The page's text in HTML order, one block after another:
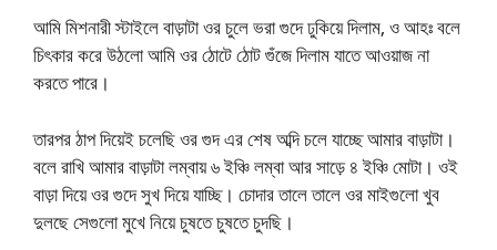
আমি মিশনারী স্টাইলে বাড়াটা ওর চুলে ভরা গুদে ঢুকিয়ে দিলাম, ও আহঃ বলে
চিৎকার করে উঠলো আমি ওর ঠোটে ঠোট গুঁজে দিলাম যাতে আওয়াজ না
করতে পারে।
তারপর ঠাপ দিয়েই চলেছি ওর গুদ এর শেষ অব্দি চলে যাচ্ছে আমার বাড়াটা।
বলে রাখি আমার বাড়াটা লম্বায় ৬ ইঞ্চি লম্বা আর সাড়ে ৪ ইঞ্চি মোটা। ওই
বাড়া দিয়ে ওর গুদে সুখ দিয়ে যাচ্ছি। চোদার তালে তালে ওর মাইগুলো খুব
দুলছে সেগুলো মুখে নিয়ে চুষতে চুষতে চুদছি।